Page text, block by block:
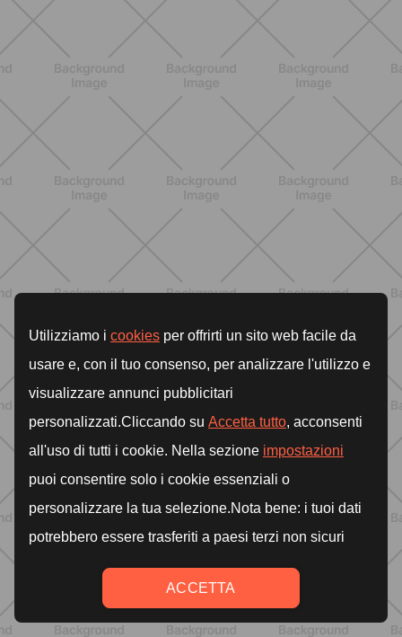
versione più leggera
NUTRIZIONE
Grana Padano DOP: valori